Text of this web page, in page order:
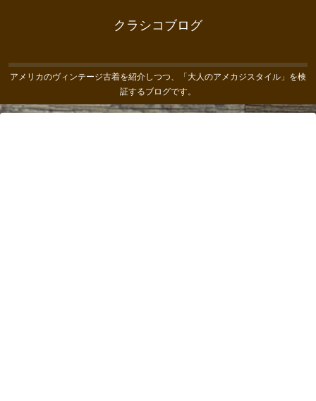
クラシコブログ
アメリカのヴィンテージ古着を紹介しつつ、「大人のアメカジスタイル」を検
証するブログです。